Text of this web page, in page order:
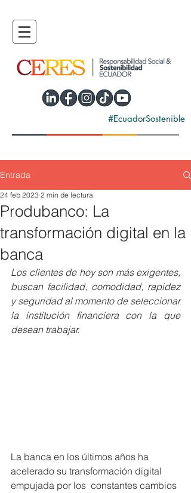
#EcuadorSostenible
Entrada
Produbanco: La
transformación digital en la
banca
24 feb 2023 2 min de lectura
Los clientes de hoy son más exigentes,
buscan facilidad, comodidad, rapidez
y seguridad al momento de seleccionar
la institución financiera con la que
desean trabajar.
La banca en los últimos años ha
acelerado su transformación digital
empujada por los  constantes cambios